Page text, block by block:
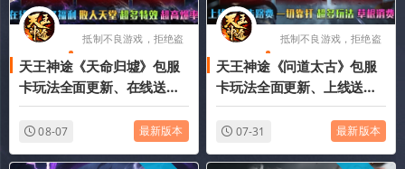
抵制不良游戏，拒绝盗
版游戏
天王神途《天命归墟》包服
卡玩法全面更新、在线送超
多福利、散人天堂、超多特
效、超高爆率（剑魂洗练特
08-07 最新版本
抵制不良游戏，拒绝盗
版游戏
天王神途《问道太古》包服
卡玩法全面更新、上线送起
步路费、一切靠打、超多玩
法、草根消费（成长神器特
07-31 最新版本